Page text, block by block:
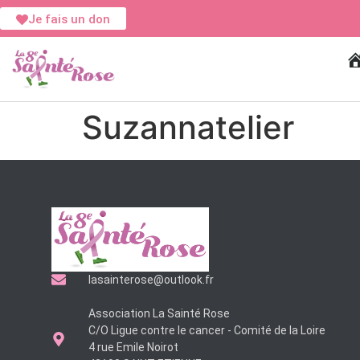
Je fais un don
Suzannatelier
lasainterose@outlook.fr
Association La Sainté Rose
C/O Ligue contre le cancer - Comité de la Loire
4 rue Emile Noirot